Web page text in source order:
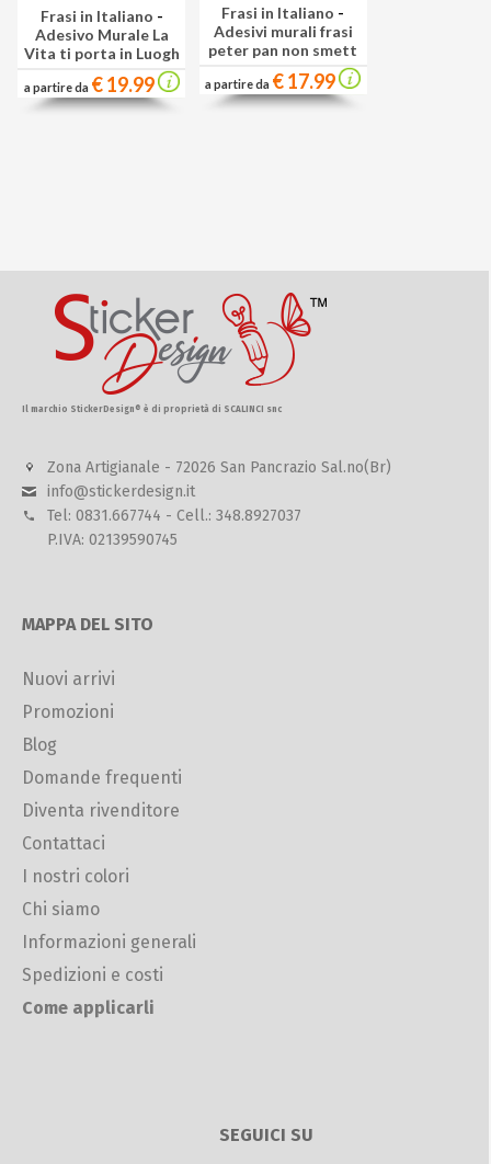
Frasi in Italiano -
Adesivo Murale La
Vita ti porta in Luogh
a partire da € 19.99
Frasi in Italiano -
Adesivi murali frasi
peter pan non smett
a partire da € 17.99
Il marchio StickerDesign® è di proprietà di SCALINCI snc
Zona Artigianale - 72026 San Pancrazio Sal.no(Br)
info@stickerdesign.it
Tel: 0831.667744 - Cell.: 348.8927037
P.IVA: 02139590745
MAPPA DEL SITO
Nuovi arrivi
Promozioni
Blog
Domande frequenti
Diventa rivenditore
Contattaci
I nostri colori
Chi siamo
Informazioni generali
Spedizioni e costi
Come applicarli
SEGUICI SU